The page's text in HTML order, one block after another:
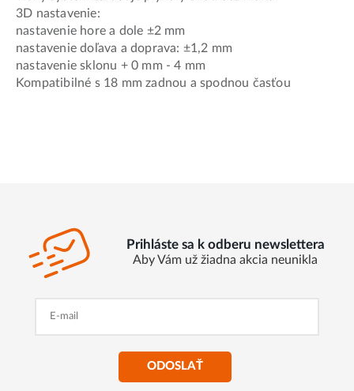
3D nastavenie:
nastavenie hore a dole ±2 mm
nastavenie doľava a doprava: ±1,2 mm
nastavenie sklonu + 0 mm - 4 mm
Kompatibilné s 18 mm zadnou a spodnou časťou
Prihláste sa k odberu newslettera
Aby Vám už žiadna akcia neunikla
ODOSLAŤ